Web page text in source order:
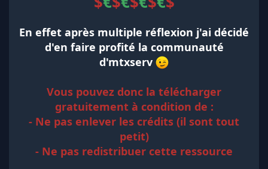
En effet après multiple réflexion j'ai décidé
d'en faire profité la communauté
d'mtxserv
Vous pouvez donc la télécharger
gratuitement à condition de :
- Ne pas enlever les crédits (il sont tout
petit)
- Ne pas redistribuer cette ressource